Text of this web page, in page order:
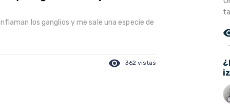
los ganglios y me sale una especie de
visibility 362 vistas